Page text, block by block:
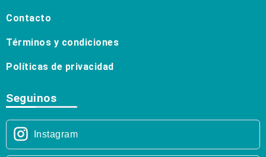
Contacto
Términos y condiciones
Políticas de privacidad
Seguinos
Instagram